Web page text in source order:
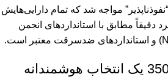
مواجه شد که تمام دارایی‌هایش
دقیقاً مطابق با استانداردهای انجمن
و استانداردهای ضدسرقت معتبر است.
چرا مدل 350RS-KRM یک انتخاب هوشمندانه